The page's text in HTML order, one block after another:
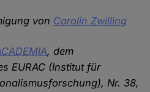
von Carolin Zwilling
, dem
EURAC (Institut für
Nr. 38,